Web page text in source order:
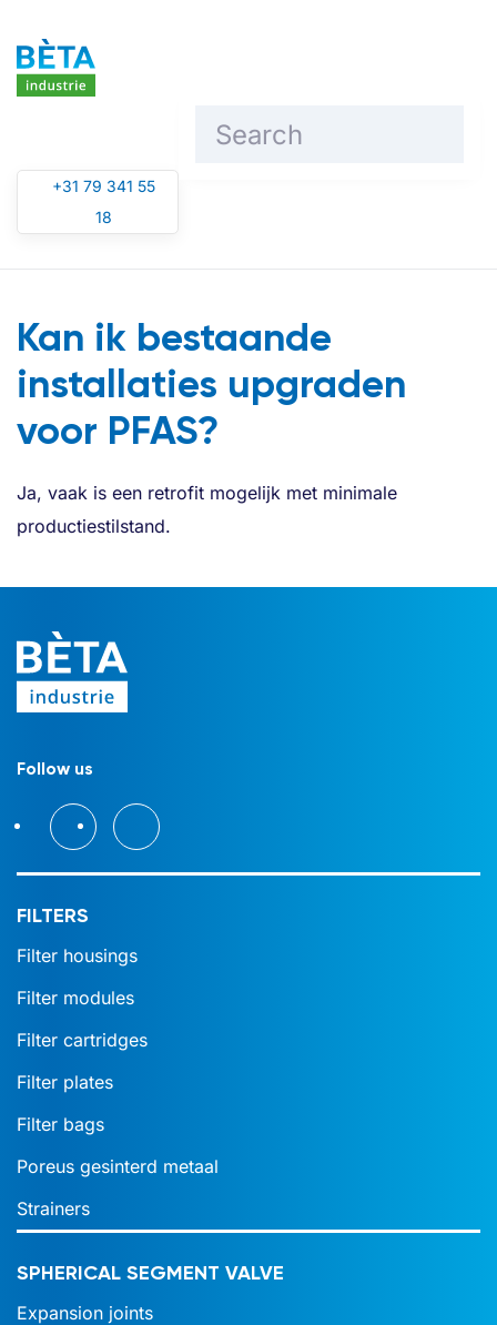
Skip to main content
+31 79 341 55
18
Kan ik bestaande
installaties upgraden
voor PFAS?
Ja, vaak is een retrofit mogelijk met minimale
productiestilstand.
Follow us
FILTERS
Filter housings
Filter modules
Filter cartridges
Filter plates
Filter bags
Poreus gesinterd metaal
Strainers
SPHERICAL SEGMENT VALVE
Expansion joints